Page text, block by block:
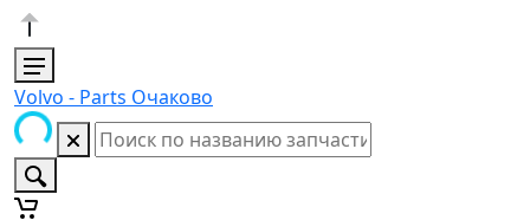
Volvo - Parts Очаково